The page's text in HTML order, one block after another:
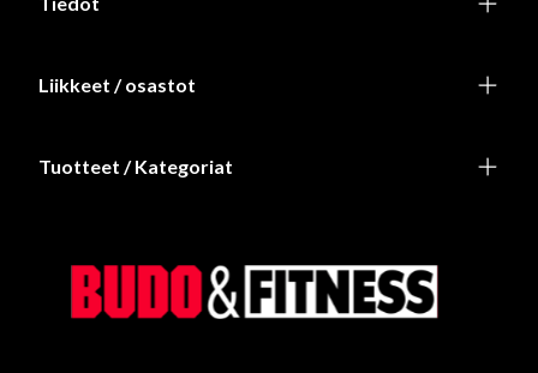
Liikkeet / osastot
Tuotteet / Kategoriat